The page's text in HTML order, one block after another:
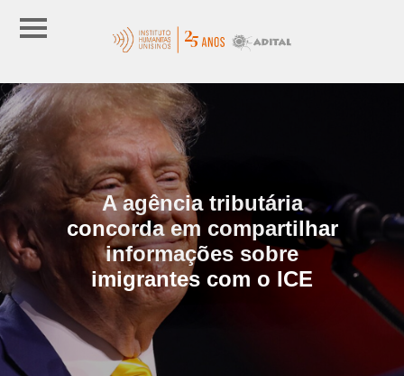
A agência tributária
concorda em compartilhar
informações sobre
imigrantes com o ICE